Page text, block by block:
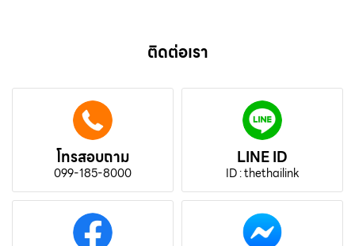
ติดต่อเรา
โทรสอบถาม
099-185-8000
LINE ID
ID : thethailink